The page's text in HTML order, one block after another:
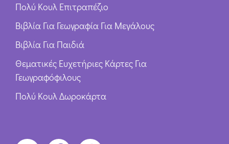
Πολύ Κουλ Επιτραπέζιο
Βιβλία Για Γεωγραφία Για Μεγάλους
Βιβλία Για Παιδιά
Θεματικές Ευχετήριες Κάρτες Για
Γεωγραφόφιλους
Πολύ Κουλ Δωροκάρτα